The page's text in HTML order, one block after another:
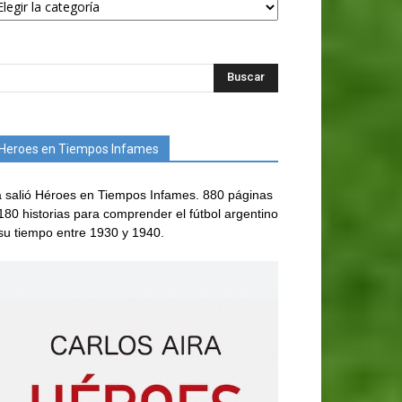
Heroes en Tiempos Infames
salió Héroes en Tiempos Infames. 880 páginas
historias para comprender el fútbol argentino
tiempo entre 1930 y 1940.